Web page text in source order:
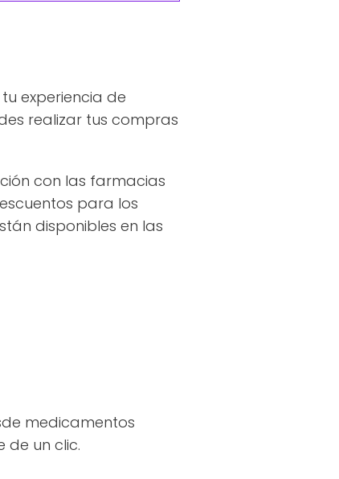
experiencia de
realizar tus compras
con las farmacias
para los
disponibles en las
medicamentos
de un clic.